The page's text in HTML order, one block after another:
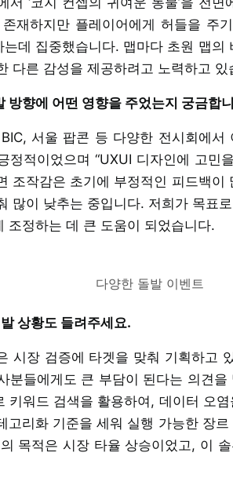
재하지만 플레이어에게 허들을 주
데 집중했습니다. 맵마다 초원 맵의
다른 감성을 제공하려고 노력하고 있
방향에 어떤 영향을 주었는지 궁금합
서울 팝콘 등 다양한 전시회에서
정적이었으며 “UXUI 디자인에 고민
조작감은 초기에 부정적인 피드백이
많이 낮추는 중입니다. 저희가 목표
조정하는 데 큰 도움이 되었습니다.
다양한 돌발 이벤트
발 상황도 들려주세요.
시장 검증에 타겟을 맞춰 기획하고
분들에게도 큰 부담이 된다는 의견
키워드 검색을 활용하여, 데이터 오
고리화 기준을 세워 실행 가능한 장
목적은 시장 타율 상승이었고, 이